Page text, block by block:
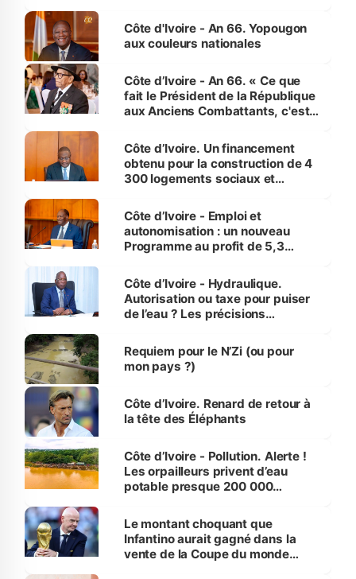
l'Etat de droit pour préserver les
vies humaines »
Côte d'Ivoire - An 66. Yopougon
aux couleurs nationales
Côte d’Ivoire - An 66. « Ce que
fait le Président de la République
aux Anciens Combattants, c'est
Côte d’Ivoire. Un financement
obtenu pour la construction de 4
300 logements sociaux et
et Yamoussoukro
Côte d’Ivoire - Emploi et
autonomisation : un nouveau
Programme au profit de 5,3
Côte d’Ivoire - Hydraulique.
Autorisation ou taxe pour puiser
de l’eau ? Les précisions
Requiem pour le N’Zi (ou pour
mon pays ?)
Côte d’Ivoire. Renard de retour à
la tête des Éléphants
Côte d’Ivoire - Pollution. Alerte !
Les orpailleurs privent d’eau
potable presque 200 000
Le montant choquant que
Infantino aurait gagné dans la
vente de la Coupe du monde